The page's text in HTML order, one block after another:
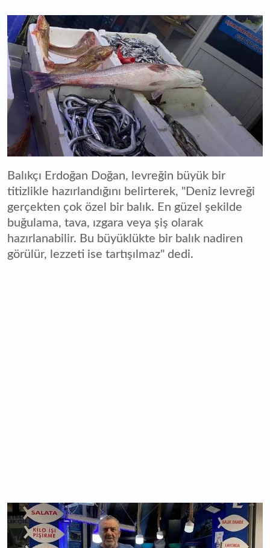
Balıkçı Erdoğan Doğan, levreğin büyük bir
titizlikle hazırlandığını belirterek, "Deniz levreği
gerçekten çok özel bir balık. En güzel şekilde
buğulama, tava, ızgara veya şiş olarak
hazırlanabilir. Bu büyüklükte bir balık nadiren
görülür, lezzeti ise tartışılmaz" dedi.